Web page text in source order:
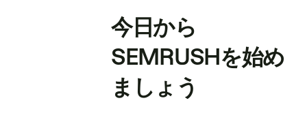
今日から
SEMRUSHを始め
ましょう